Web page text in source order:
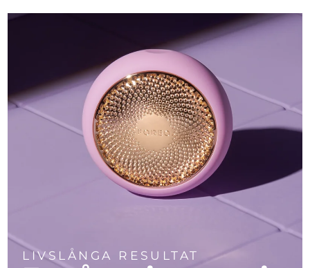
LIVSLÅNGA RESULTAT